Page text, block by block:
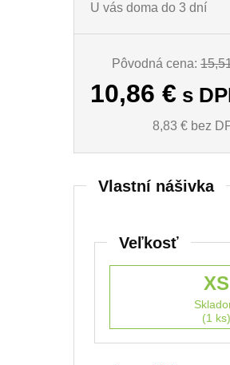
U vás doma do 3 dní
Pôvodná cena:
10,86 € s
8,83 € bez
Vlastní nášivka
Veľkosť
XS
(1 ks)